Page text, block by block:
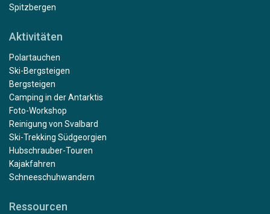
Spitzbergen
Aktivitäten
Polartauchen
Ski-Bergsteigen
Bergsteigen
Camping in der Antarktis
Foto-Workshop
Reinigung von Svalbard
Ski-Trekking Südgeorgien
Hubschrauber-Touren
Kajakfahren
Schneeschuhwandern
Ressourcen